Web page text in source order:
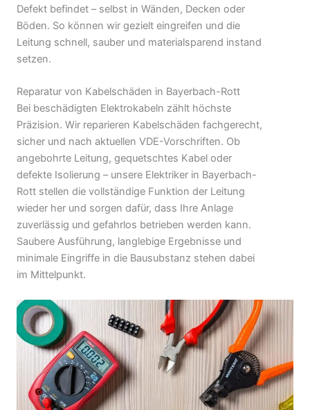
Defekt befindet – selbst in Wänden, Decken oder
Böden. So können wir gezielt eingreifen und die
Leitung schnell, sauber und materialsparend instand
setzen.
Reparatur von Kabelschäden in Bayerbach-Rott
Bei beschädigten Elektrokabeln zählt höchste
Präzision. Wir reparieren Kabelschäden fachgerecht,
sicher und nach aktuellen VDE-Vorschriften. Ob
angebohrte Leitung, gequetschtes Kabel oder
defekte Isolierung – unsere Elektriker in Bayerbach-
Rott stellen die vollständige Funktion der Leitung
wieder her und sorgen dafür, dass Ihre Anlage
zuverlässig und gefahrlos betrieben werden kann.
Saubere Ausführung, langlebige Ergebnisse und
minimale Eingriffe in die Bausubstanz stehen dabei
im Mittelpunkt.